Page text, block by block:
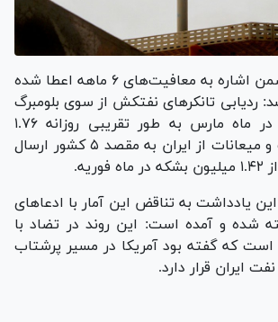
بلومبرگ در ادامه ضمن اشاره به معافیت‌های ۶ ماهه اعطا شده
ردیابی تانکر‌های نفتکش از سوی بلومبرگ
نشان می‌دهد که در ماه مارس به طور تقریبی روزانه ۱.۷۶
میلیون بشکه نفت و میعانات از ایران به مقصد ۵ کشور ارسال
یادداشت به تناقض این آمار با ادعا‌های
شده و آمده است: این روند در تضاد با
است که گفته بود آمریکا در مسیر پرشتاب
ایران قرار دارد.